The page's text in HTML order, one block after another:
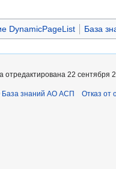
DynamicPageList База
22 сентября
знаний АО АСП Отказ от